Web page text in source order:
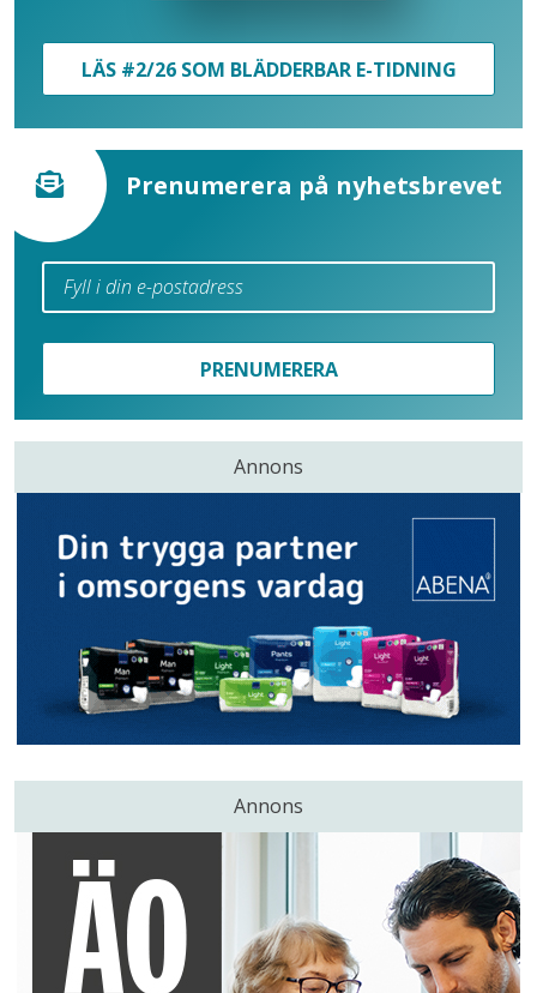
LÄS #2/26 SOM BLÄDDERBAR E-TIDNING
Prenumerera på nyhetsbrevet
PRENUMERERA
Annons
Annons